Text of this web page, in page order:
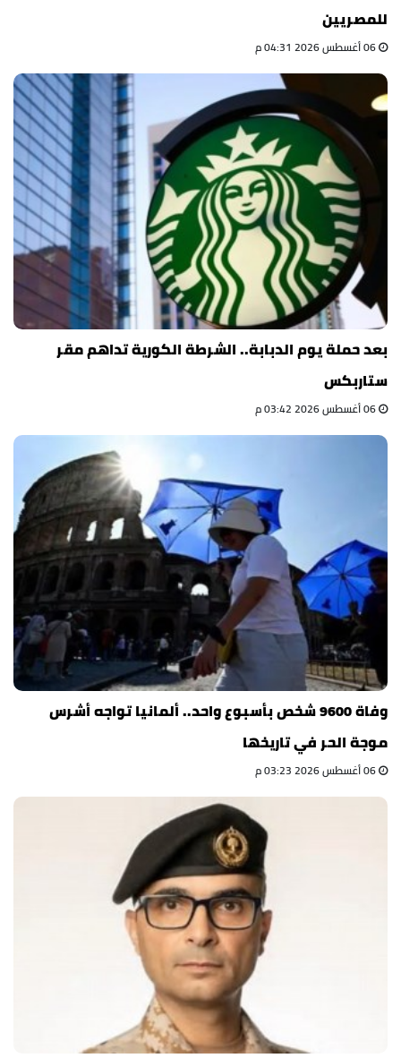
للمصريين
بعد حملة يوم الدبابة.. الشرطة الكورية تداهم مقر
ستاربكس
وفاة 9600 شخص بأسبوع واحد.. ألمانيا تواجه أشرس
موجة الحر في تاريخها